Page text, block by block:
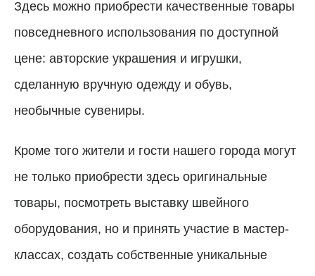
Здесь можно приобрести качественные товары
повседневного использования по доступной
цене: авторские украшения и игрушки,
сделанную вручную одежду и обувь,
необычные сувениры.
Кроме того жители и гости нашего города могут
не только приобрести здесь оригинальные
товары, посмотреть выставку швейного
оборудования, но и принять участие в мастер-
классах, создать собственные уникальные